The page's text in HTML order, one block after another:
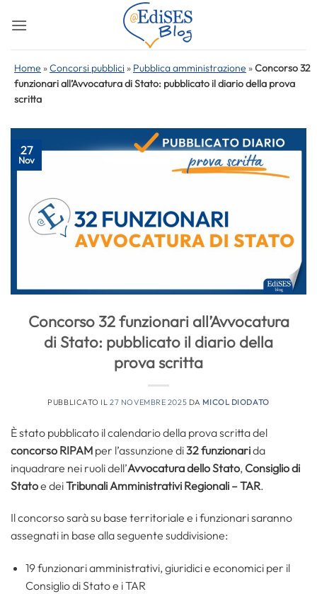
Home »Concorsi pubblici » Pubblica amministrazione »Concorso 32
funzionari all’Avvocatura di Stato: pubblicato il diario della prova
scritta
27
Nov
Concorso 32 funzionari all’Avvocatura
di Stato: pubblicato il diario della
prova scritta
PUBBLICATO IL27 NOVEMBRE 2025 DA MICOL DIODATO
È stato pubblicato il calendario della prova scritta del
concorso RIPAM per l’assunzione di32 funzionarida
inquadrare nei ruoli dell’Avvocatura dello Stato, Consiglio di
Statoe deiTribunali Amministrativi Regionali – TAR.
Il concorso sarà su base territoriale e i funzionari saranno
assegnati in base alla seguente suddivisione:
19 funzionari amministrativi, giuridici e economici per il
Consiglio di Stato e i TAR